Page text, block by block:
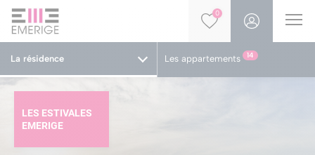
0
La résidence Les appartements 14
LES ESTIVALES
EMERIGE